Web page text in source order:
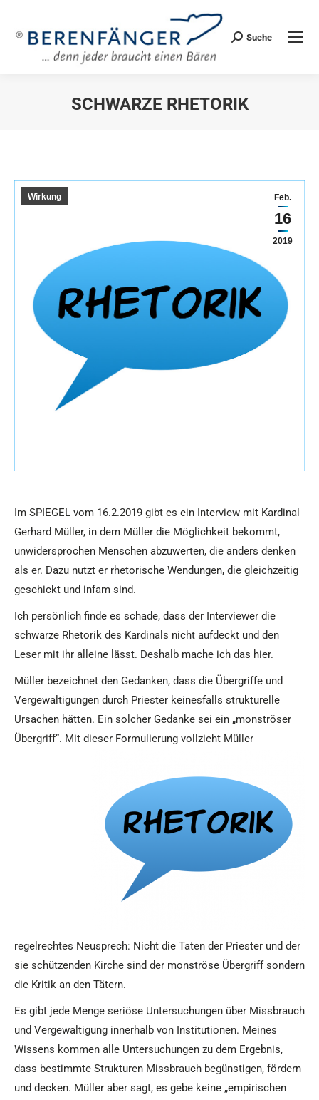
Search:
Suche
SCHWARZE RHETORIK
Feb.
16
2019
Wirkung
Im SPIEGEL vom 16.2.2019 gibt es ein Interview mit Kardinal
Gerhard Müller, in dem Müller die Möglichkeit bekommt,
unwidersprochen Menschen abzuwerten, die anders denken
als er. Dazu nutzt er rhetorische Wendungen, die gleichzeitig
geschickt und infam sind.
Ich persönlich finde es schade, dass der Interviewer die
schwarze Rhetorik des Kardinals nicht aufdeckt und den
Leser mit ihr alleine lässt. Deshalb mache ich das hier.
Müller bezeichnet den Gedanken, dass die Übergriffe und
Vergewaltigungen durch Priester keinesfalls strukturelle
Ursachen hätten. Ein solcher Gedanke sei ein „monströser
Übergriff“. Mit dieser Formulierung vollzieht Müller
regelrechtes Neusprech: Nicht die Taten der Priester und der
sie schützenden Kirche sind der monströse Übergriff sondern
die Kritik an den Tätern.
Es gibt jede Menge seriöse Untersuchungen über Missbrauch
und Vergewaltigung innerhalb von Institutionen. Meines
Wissens kommen alle Untersuchungen zu dem Ergebnis,
dass bestimmte Strukturen Missbrauch begünstigen, fördern
und decken. Müller aber sagt, es gebe keine „empirischen